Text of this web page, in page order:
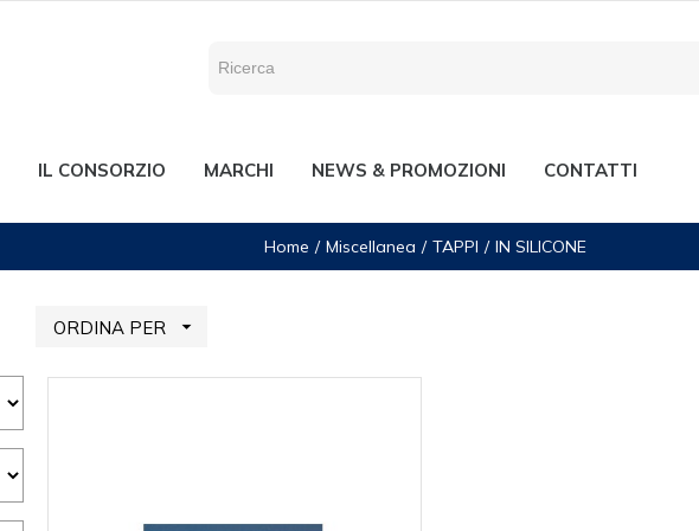
IL CONSORZIO MARCHI NEWS & PROMOZIONI CONTATTI
Home Miscellanea TAPPI IN SILICONE
ORDINA PER 